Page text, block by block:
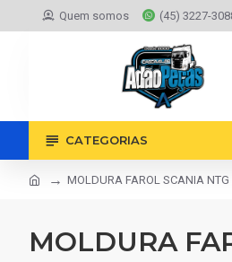
Quem somos (45) 3227-
CATEGORIAS
MOLDURA FAROL SCANIA
MOLDURA